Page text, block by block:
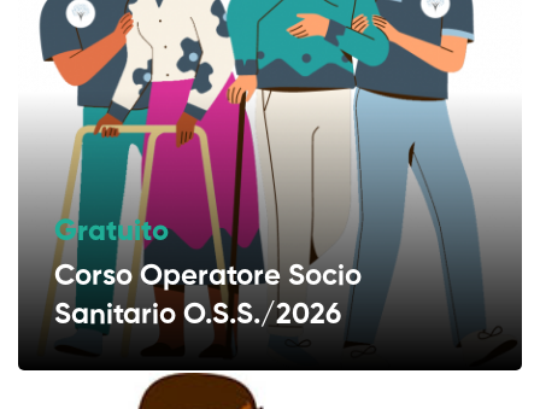
Gratuito
Corso Operatore Socio
Sanitario O.S.S./2026